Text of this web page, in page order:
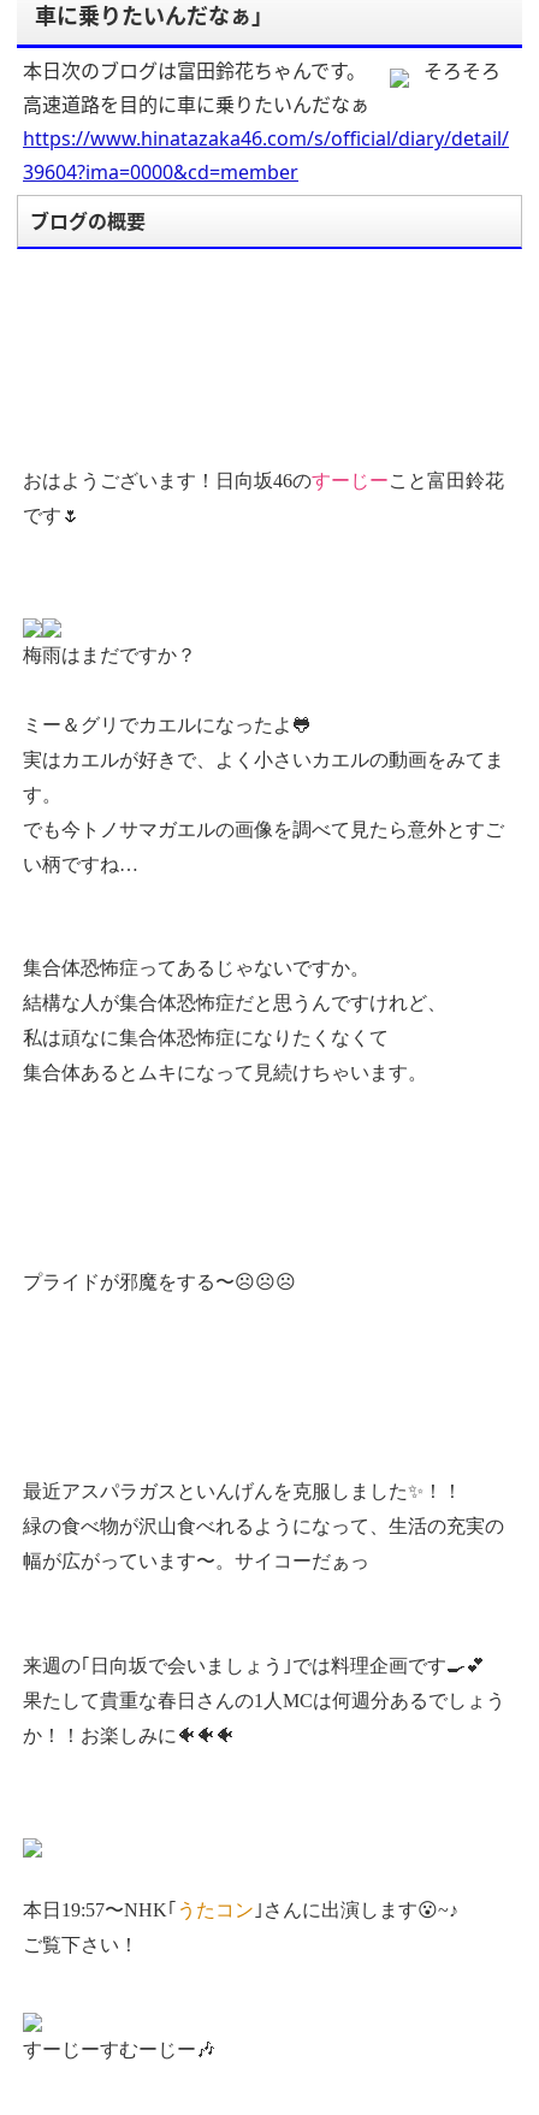
車に乗りたいんだなぁ」
本日次のブログは富田鈴花ちゃんです。
そろそろ
高速道路を目的に車に乗りたいんだなぁ
https://www.hinatazaka46.com/s/official/diary/detail/
39604?ima=0000&cd=member
ブログの概要
おはようございます！日向坂46のすーじーこと富田鈴花
です🌷
梅雨はまだですか？
ミー＆グリでカエルになったよ🐸
実はカエルが好きで、よく小さいカエルの動画をみてま
す。
でも今トノサマガエルの画像を調べて見たら意外とすご
い柄ですね…
集合体恐怖症ってあるじゃないですか。
結構な人が集合体恐怖症だと思うんですけれど、
私は頑なに集合体恐怖症になりたくなくて
集合体あるとムキになって見続けちゃいます。
プライドが邪魔をする〜☹️☹️☹️
最近アスパラガスといんげんを克服しました✨！！
緑の食べ物が沢山食べれるようになって、生活の充実の
幅が広がっています〜。サイコーだぁっ
来週の｢日向坂で会いましょう｣では料理企画です🍳💕
果たして貴重な春日さんの1人MCは何週分あるでしょう
か！！お楽しみに🐠🐠🐠
本日19:57〜NHK｢ うたコン ｣さんに出演します😮~♪
ご覧下さい！
すーじーすむーじー🎶